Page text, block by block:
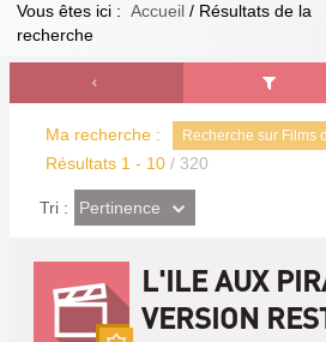
Vous êtes ici : Accueil / Résultats de la
recherche
Ma recherche : Recherche sur Films
Résultats 1 - 10 / 320
Tri : (Effet
imédiat)
Pertinence
L'ILE AUX
VERSION